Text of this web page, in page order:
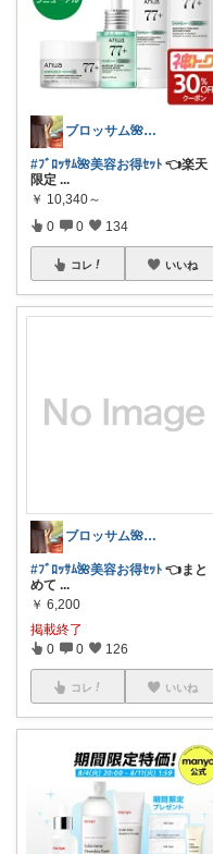
ブロッサム🌺꧂30代からの韓国美容
#ﾌﾞﾛｯｻﾑ🌺美容お得ｾｯﾄ 👈楽天
限定 ...
￥ 10,340～
0 0 134
コレ いいね
ブロッサム🌺꧂30代からの韓国美容
#ﾌﾞﾛｯｻﾑ🌺美容お得ｾｯﾄ 👈まと
めて ...
￥ 6,200
掲載終了
0 0 126
コレ いいね